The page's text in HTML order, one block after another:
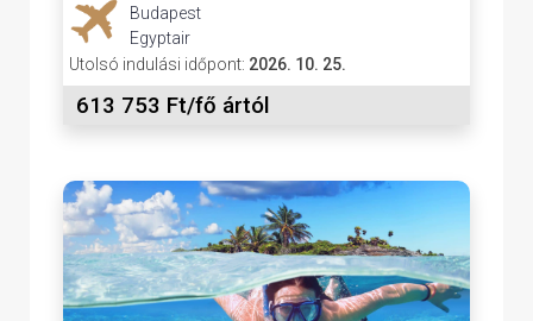
Budapest
Egyptair
Utolsó indulási időpont: 2026. 10. 25.
613 753 Ft/fő ártól